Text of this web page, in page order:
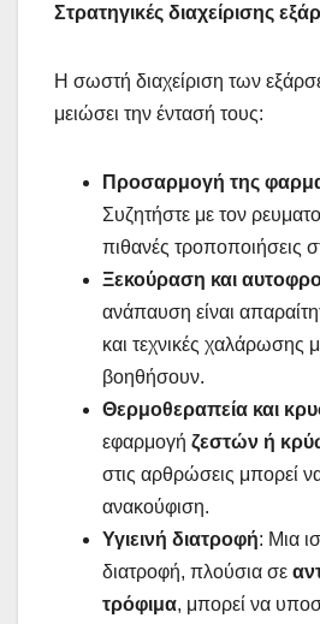
Στρατηγικές διαχείρισης
Η σωστή διαχείριση των
μειώσει την έντασή τους:
Προσαρμογή της
Συζητήστε με τον
πιθανές τροποποιήσεις
Ξεκούραση και
ανάπαυση είναι
και τεχνικές χαλάρωσης
βοηθήσουν.
Θερμοθεραπεία και
εφαρμογή ζεστών ή
στις αρθρώσεις μπορεί
ανακούφιση.
Υγιεινή διατροφή: Μια
διατροφή, πλούσια σε
τρόφιμα, μπορεί να